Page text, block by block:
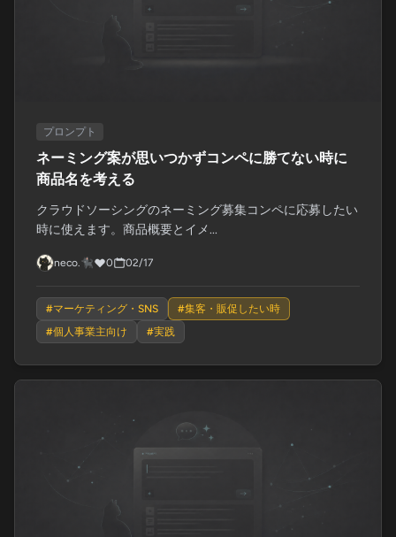
プロンプト
ネーミング案が思いつかずコンペに勝てない時に
商品名を考える
クラウドソーシングのネーミング募集コンペに応募したい
時に使えます。商品概要とイメ...
neco.🐈‍⬛ 0 02/17
#マーケティング・SNS #集客・販促したい時
#個人事業主向け #実践